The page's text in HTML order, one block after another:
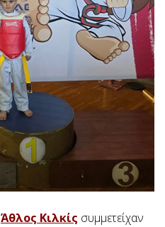
Άθλος Κιλκίς συμμετείχαν